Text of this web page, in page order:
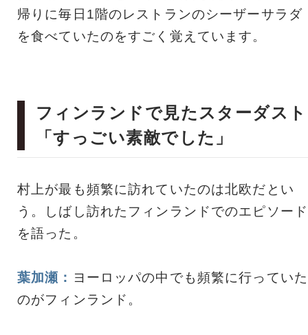
帰りに毎日1階のレストランのシーザーサラダ
を食べていたのをすごく覚えています。
フィンランドで見たスターダスト
「すっごい素敵でした」
村上が最も頻繁に訪れていたのは北欧だとい
う。しばし訪れたフィンランドでのエピソード
を語った。
葉加瀬： ヨーロッパの中でも頻繁に行っていた
のがフィンランド。